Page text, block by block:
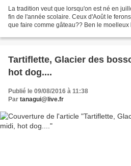
La tradition veut que lorsqu'on est né en
fin de l'année scolaire. Ceux d'Août le
que faire comme gâteau?? Ben le moelleux
Tartiflette, Glacier des
hot dog....
Publié le 09/08/2016 à 11:38
Par tanagui@live.fr